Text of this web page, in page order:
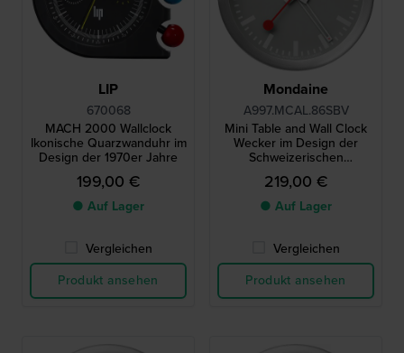
LIP
670068
MACH 2000 Wallclock
Ikonische Quarzwanduhr im
Design der 1970er Jahre
199,00 €
● Auf Lager
Vergleichen
Produkt ansehen
Mondaine
A997.MCAL.86SBV
Mini Table and Wall Clock
Wecker im Design der
Schweizerischen
Bundesbahnen 12,5cm
219,00 €
● Auf Lager
Vergleichen
Produkt ansehen